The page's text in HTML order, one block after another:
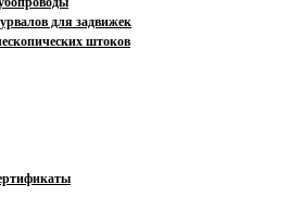
для задвижек
штоков